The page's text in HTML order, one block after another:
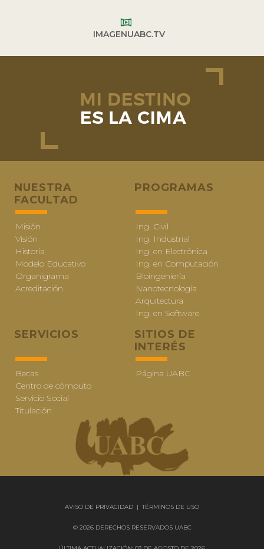
IMAGENUABC.TV
NUESTRA
FACULTAD
Misión
Visión
Historia
Modelo Educativo
Organigrama
Acreditación
PROGRAMAS
Ing. Civil
Ing. Industrial
Ing. en Electrónica
Ing. en Computación
Bioingeniería
Nanotecnología
Arquitectura
Ing. en Software
SERVICIOS
Becas
Centro de cómputo
Servicio Social
Titulación
SITIOS DE
INTERÉS
Página UABC
AVISO DE PRIVACIDAD | TÉRMINOS DE USO
© 2026 DERECHOS RESERVADOS UABC